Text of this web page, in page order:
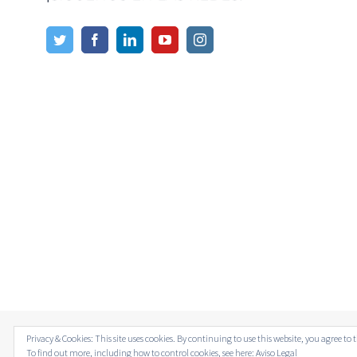
© Copyright 2012 -2026 | Avada Theme byTheme Fusion| All
Privacy & Cookies: This site uses cookies. By continuing to use this website, you agree to
To find out more, including how to control cookies, see here: Aviso Legal